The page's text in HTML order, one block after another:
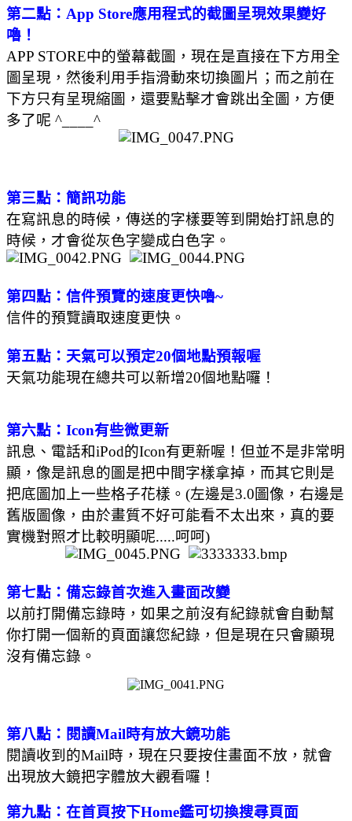
第二點：App Store應用程式的截圖呈現效果變好
嚕！
APP STORE中的螢幕截圖，現在是直接在下方用全
圖呈現，然後利用手指滑動來切換圖片；而之前在
下方只有呈現縮圖，還要點擊才會跳出全圖，方便
多了呢 ^____^
第三點：簡訊功能
在寫訊息的時候，傳送的字樣要等到開始打訊息的
時候，才會從灰色字變成白色字。
第四點：信件預覽的速度更快嚕~
信件的預覽讀取速度更快。
第五點：天氣可以預定20個地點預報喔
天氣功能現在總共可以新增20個地點囉！
第六點：Icon有些微更新
訊息、電話和iPod的Icon有更新喔！但並不是非常明
顯，像是訊息的圖是把中間字樣拿掉，而其它則是
把底圖加上一些格子花樣。(左邊是3.0圖像，右邊是
舊版圖像，由於畫質不好可能看不太出來，真的要
實機對照才比較明顯呢.....呵呵)
第七點：備忘錄首次進入畫面改變
以前打開備忘錄時，如果之前沒有紀錄就會自動幫
你打開一個新的頁面讓您紀錄，但是現在只會顯現
沒有備忘錄。
第八點：閱讀Mail時有放大鏡功能
閱讀收到的Mail時，現在只要按住畫面不放，就會
出現放大鏡把字體放大觀看囉！
第九點：在首頁按下Home鑑可切換搜尋頁面